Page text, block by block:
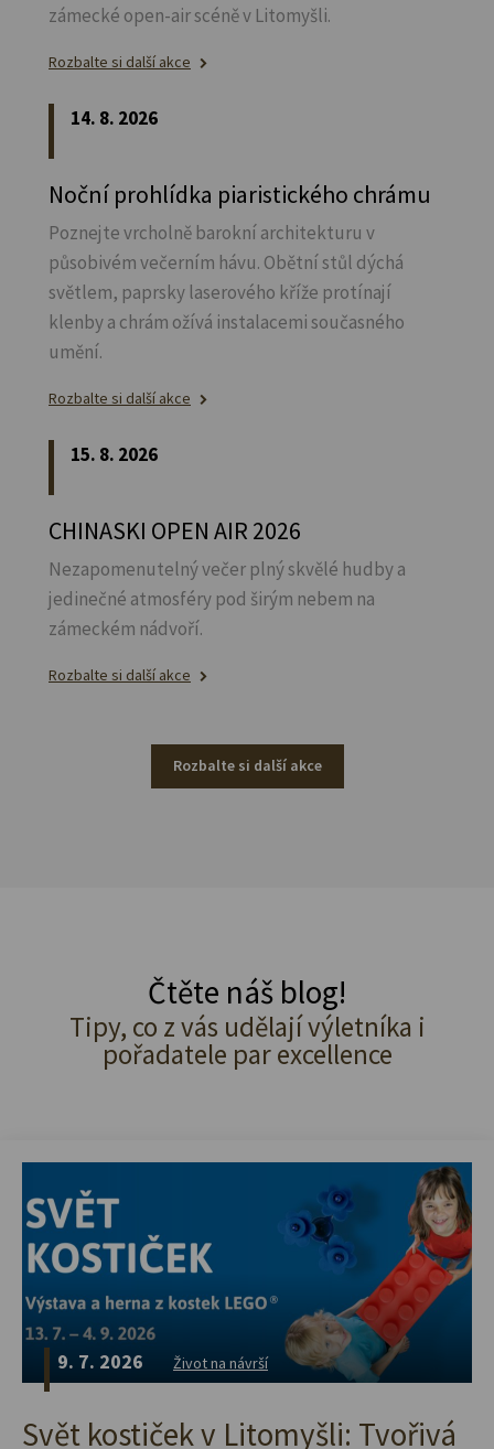
zámecké open-air scéně v Litomyšli.
Rozbalte si další akce
14. 8. 2026
Noční prohlídka piaristického chrámu
Poznejte vrcholně barokní architekturu v
působivém večerním hávu. Obětní stůl dýchá
světlem, paprsky laserového kříže protínají
klenby a chrám ožívá instalacemi současného
umění.
Rozbalte si další akce
15. 8. 2026
CHINASKI OPEN AIR 2026
Nezapomenutelný večer plný skvělé hudby a
jedinečné atmosféry pod širým nebem na
zámeckém nádvoří.
Rozbalte si další akce
Rozbalte si další akce
Čtěte náš blog!
Tipy, co z vás udělají výletníka i
pořadatele par excellence
9. 7. 2026 Život na návrší
Svět kostiček v Litomyšli: Tvořivá